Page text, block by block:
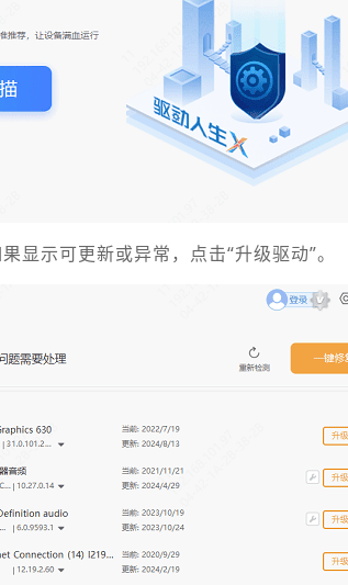
显示可更新或异常，点击“升级驱动”。